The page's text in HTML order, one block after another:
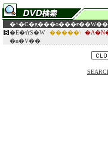
�^�C�g���o���ғ�
�E�т̎ґS�W
�n�V��
�����\